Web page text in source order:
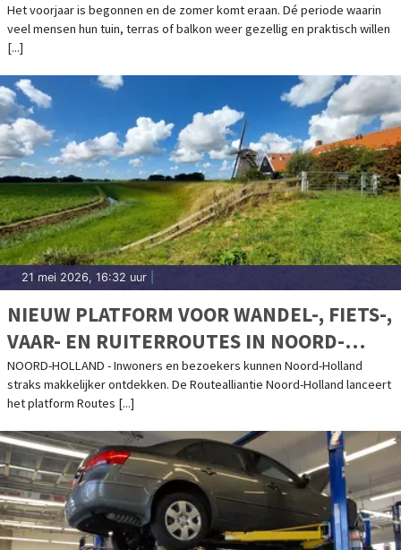
Het voorjaar is begonnen en de zomer komt eraan. Dé periode waarin
veel mensen hun tuin, terras of balkon weer gezellig en praktisch willen
[...]
21 mei 2026, 16:32 uur
NIEUW PLATFORM VOOR WANDEL-, FIETS-,
VAAR- EN RUITERROUTES IN NOORD-
HOLLAND
NOORD-HOLLAND - Inwoners en bezoekers kunnen Noord-Holland
straks makkelijker ontdekken. De Routealliantie Noord-Holland lanceert
het platform Routes [...]